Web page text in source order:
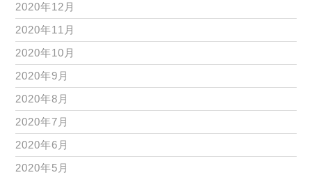
2020年12月
2020年11月
2020年10月
2020年9月
2020年8月
2020年7月
2020年6月
2020年5月